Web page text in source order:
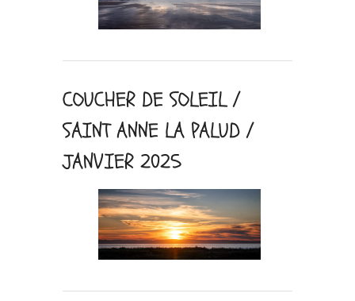
COUCHER DE SOLEIL /
SAINT ANNE LA PALUD /
JANVIER 2025